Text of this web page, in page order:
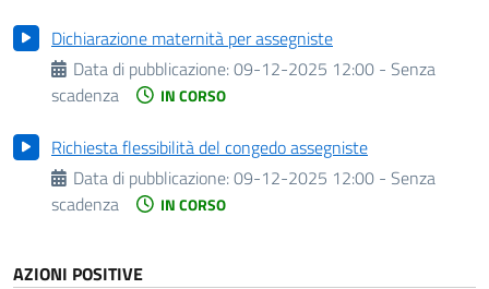
Dichiarazione maternità per assegniste
Data di pubblicazione:09-12-2025 12:00 - Senza
scadenza
IN CORSO
Richiesta flessibilità del congedo assegniste
Data di pubblicazione:09-12-2025 12:00 - Senza
scadenza
IN CORSO
AZIONI POSITIVE